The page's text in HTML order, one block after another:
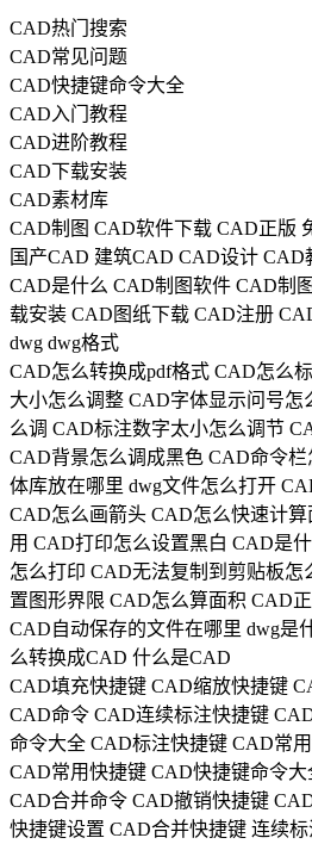
CAD热门搜索
CAD常见问题
CAD快捷键命令大全
CAD入门教程
CAD进阶教程
CAD下载安装
CAD素材库
CAD制图 CAD软件下载 CAD正版
国产CAD 建筑CAD CAD设计 CAD
CAD是什么 CAD制图软件 CAD制
载安装 CAD图纸下载 CAD注册
dwg dwg格式
CAD怎么转换成pdf格式 CAD怎么
大小怎么调整 CAD字体显示问号怎
么调 CAD标注数字太小怎么调节
CAD背景怎么调成黑色 CAD命令栏
体库放在哪里 dwg文件怎么打开
CAD怎么画箭头 CAD怎么快速计算
用 CAD打印怎么设置黑白 CAD是
怎么打印 CAD无法复制到剪贴板怎
置图形界限 CAD怎么算面积 CAD
CAD自动保存的文件在哪里 dwg是
么转换成CAD 什么是CAD
CAD填充快捷键 CAD缩放快捷键
CAD命令 CAD连续标注快捷键
命令大全 CAD标注快捷键 CAD常
CAD常用快捷键 CAD快捷键命令大
CAD合并命令 CAD撤销快捷键
快捷键设置 CAD合并快捷键 连续